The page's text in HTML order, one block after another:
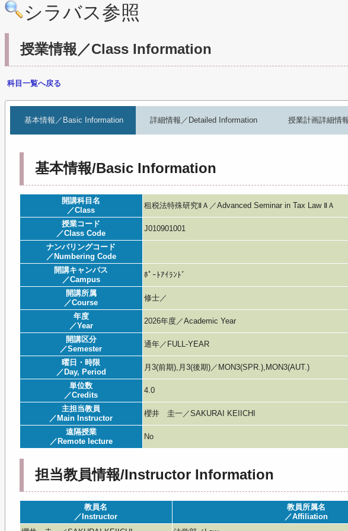
シラバス参照
授業情報／Class Information
科目一覧へ戻る
基本情報／Basic Information 詳細情報／Detailed Information 授業計画詳細情
基本情報/Basic Information
開講科目名
／Class
租税法特殊研究ⅡＡ／Advanced Seminar in Tax Law ⅡＡ
授業コード
／Class Code
J010901001
ナンバリングコード
／Numbering Code
開講キャンパス
／Campus
ﾎﾟｰﾄｱｲﾗﾝﾄﾞ
開講所属
／Course
修士／
年度
／Year
2026年度／Academic Year
開講区分
／Semester
通年／FULL-YEAR
曜日・時限
／Day, Period
月3(前期),月3(後期)／MON3(SPR.),MON3(AUT.)
単位数
／Credits
4.0
主担当教員
／Main Instructor
櫻井 圭一／SAKURAI KEIICHI
遠隔授業
／Remote lecture
No
担当教員情報/Instructor Information
教員名
／Instructor
教員所属名
／Affiliation